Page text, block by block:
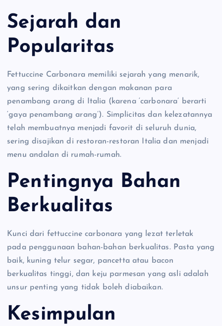
Sejarah dan
Popularitas
Fettuccine Carbonara memiliki sejarah yang menarik,
yang sering dikaitkan dengan makanan para
penambang arang di Italia (karena ‘carbonara’ berarti
‘gaya penambang arang’). Simplicitas dan kelezatannya
telah membuatnya menjadi favorit di seluruh dunia,
sering disajikan di restoran-restoran Italia dan menjadi
menu andalan di rumah-rumah.
Pentingnya Bahan
Berkualitas
Kunci dari fettuccine carbonara yang lezat terletak
pada penggunaan bahan-bahan berkualitas. Pasta yang
baik, kuning telur segar, pancetta atau bacon
berkualitas tinggi, dan keju parmesan yang asli adalah
unsur penting yang tidak boleh diabaikan.
Kesimpulan